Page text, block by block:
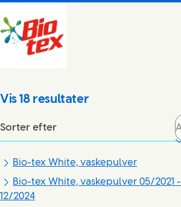
Vis18resultater
Sorter efter
Bio-tex White, vaskepulver
Bio-tex White, vaskepulver 05/2021 -
12/2024